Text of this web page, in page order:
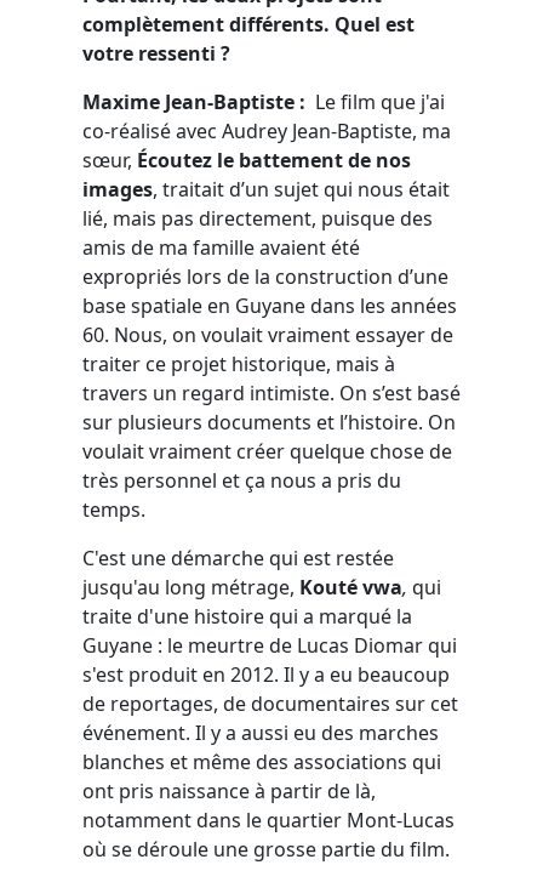
complètement différents. Quel est
votre ressenti ?
Maxime Jean-Baptiste : Le film que j'ai
co-réalisé avec Audrey Jean-Baptiste, ma
sœur, Écoutez le battementde nos
images, traitait d’un sujet qui nous était
lié, mais pas directement, puisque des
amis de ma famille avaient été
expropriés lors de la construction d’une
base spatiale en Guyane dans les années
60. Nous, on voulait vraiment essayer de
traiter ce projet historique, mais à
travers un regard intimiste. On s’est basé
sur plusieurs documents et l’histoire. On
voulait vraiment créer quelque chose de
très personnel et ça nous a pris du
temps.
C'est une démarche qui est restée
jusqu'au long métrage, Kouté vwa, qui
traite d'une histoire qui a marqué la
Guyane : le meurtre de Lucas Diomar qui
s'est produit en 2012. Il y a eu beaucoup
de reportages, de documentaires sur cet
événement. Il y a aussi eu des marches
blanches et même des associations qui
ont pris naissance à partir de là,
notamment dans le quartier Mont-Lucas
où se déroule une grosse partie du film.